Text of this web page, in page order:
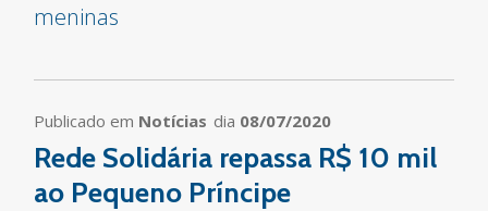
meninas
Publicado em Notícias dia 08/07/2020
Rede Solidária repassa R$ 10 mil
ao Pequeno Príncipe